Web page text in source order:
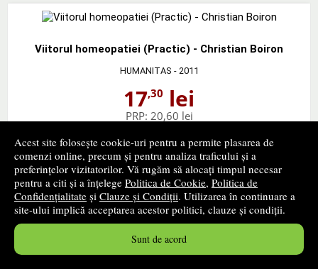
Acest site folosește cookie-uri pentru a permite plasarea de
comenzi online, precum și pentru analiza traficului și a
preferințelor vizitatorilor. Vă rugăm să alocați timpul necesar
pentru a citi și a înțelege Politica de Cookie, Politica de
Confidențialitate și Clauze și Condiții. Utilizarea în continuare a
site-ului implică acceptarea acestor politici, clauze și condiții.
Sunt de acord
Viitorul homeopatiei (Practic) - Christian Boiron
HUMANITAS - 2011
17,30 lei
PRP: 20,60 lei
➤ alertă stoc
‹ pagina precedentă
1 ... 11 12 13 ... 16
pagina următoare ›